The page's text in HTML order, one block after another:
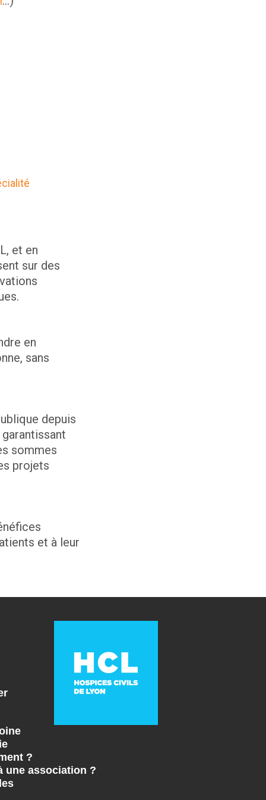
et en
sur des
en
sans
depuis
sommes
projets
et à leur
?
une association ?